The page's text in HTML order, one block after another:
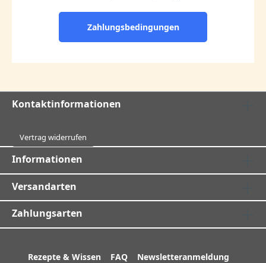
Zahlungsbedingungen
Kontaktinformationen
Vertrag widerrufen
Informationen
Versandarten
Zahlungsarten
Rezepte & Wissen FAQ Newsletteranmeldung